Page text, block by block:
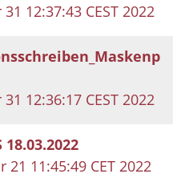
12:37:43 CEST 2022
12:36:17 CEST 2022
21 11:45:49 CET 2022